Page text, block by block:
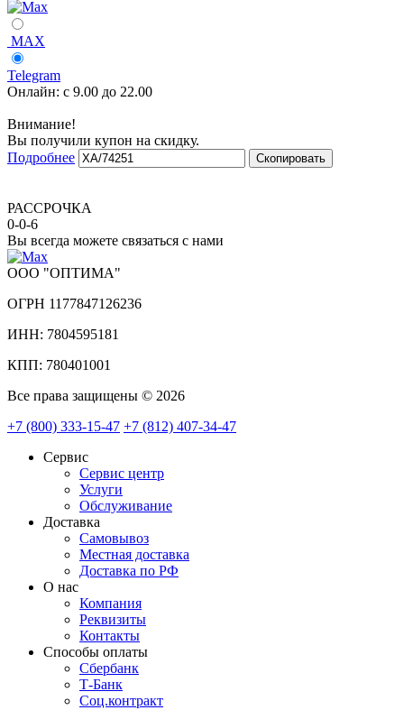
MAX
Telegram
Онлайн: с 9.00 до 22.00
Внимание!
Вы получили купон на скидку.
Подробнее
Скопировать
РАССРОЧКА
0-0-6
Вы всегда можете связаться с нами
ООО "ОПТИМА"
ОГРН 1177847126236
ИНН: 7804595181
КПП: 780401001
Все права защищены © 2026
+7 (800) 333-15-47 +7 (812) 407-34-47
Сервис
Сервис центр
Услуги
Обслуживание
Доставка
Самовывоз
Местная доставка
Доставка по РФ
О нас
Компания
Реквизиты
Контакты
Cпособы оплаты
Сбербанк
Т-Банк
Соц.контракт